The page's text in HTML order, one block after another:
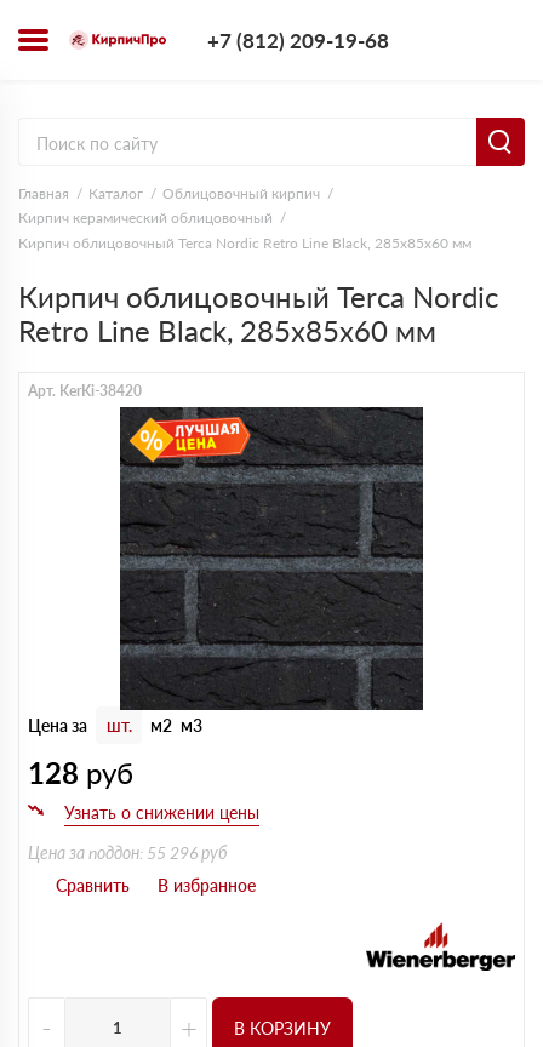
+7 (812) 209-19-68
Главная Каталог
Облицовочный кирпич
Кирпич керамический облицовочный
Кирпич облицовочный Terca Nordic Retro Line Black, 285х85х60 мм
Кирпич облицовочный Terca Nordic
Retro Line Black, 285х85х60 мм
Арт. KerKi-38420
Цена за шт. м2 м3
128 руб
Цена за поддон: 55 296 руб
- + В КОРЗИНУ